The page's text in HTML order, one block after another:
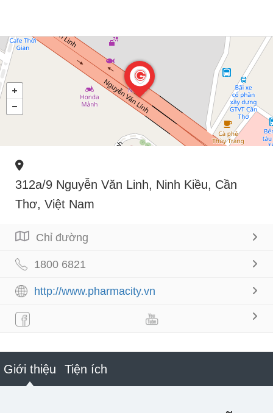
312a/9 Nguyễn Văn Linh, Ninh Kiều, Cần
Thơ, Việt Nam
Chỉ đường
1800 6821
http://www.pharmacity.vn
Giới thiệu Tiện ích